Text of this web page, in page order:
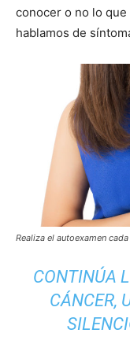
conocer o no lo
hablamos de
Realiza el autoexamen
CONTINÚA
CÁNCER,